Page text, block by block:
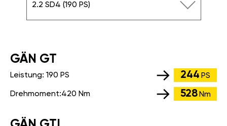
2.2 SD4 (190 PS)
GÄN GT
Leistung: 190 PS 244 PS
Drehmoment:420 Nm 528 Nm